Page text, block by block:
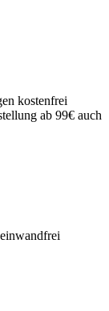
kostenfrei
ab 99€ auch